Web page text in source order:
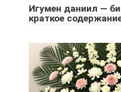
Игумен даниил —
краткое